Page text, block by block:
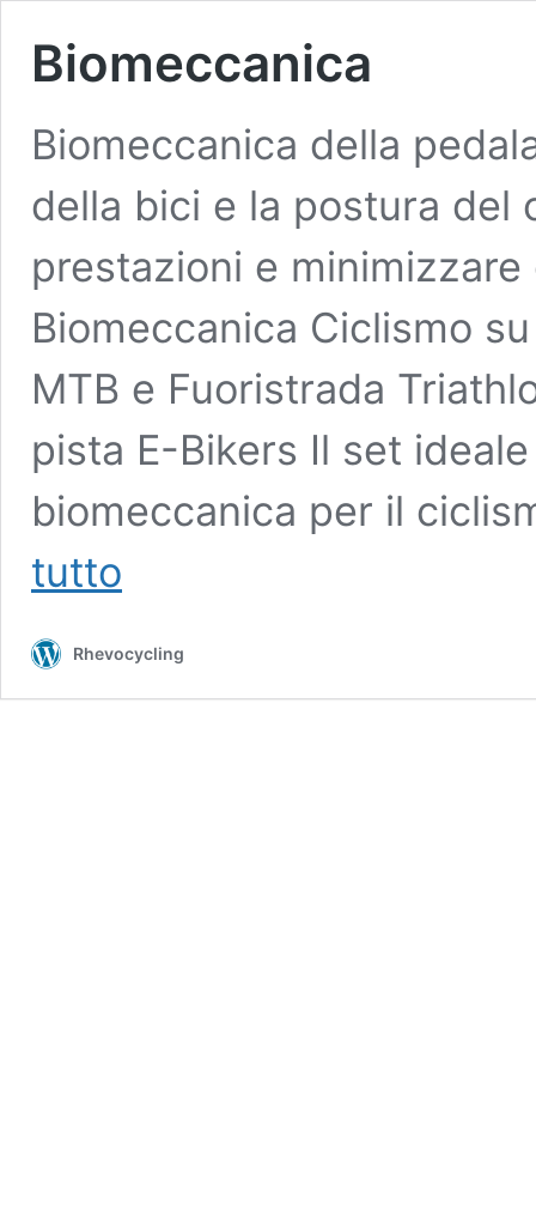
Biomeccanica
Biomeccanica della
della bici e la postura del
prestazioni e
Biomeccanica Ciclismo
MTB e Fuoristrada
pista E-Bikers Il set
biomeccanica per il
tutto
Rhevocycling